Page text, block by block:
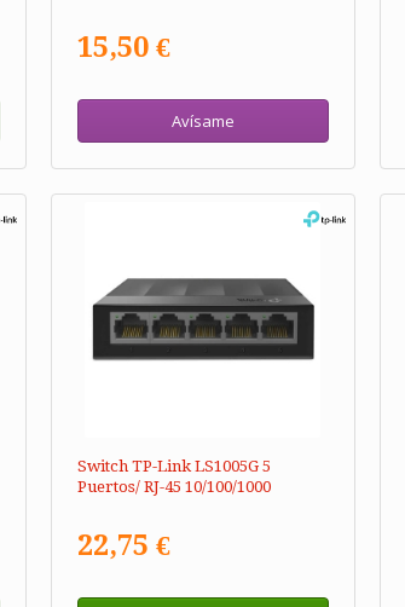
15,50 €
Avísame
Switch TP-Link LS1005G 5
Puertos/ RJ-45 10/100/1000
22,75 €